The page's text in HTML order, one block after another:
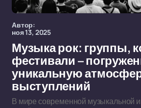
Автор:
ноя 13, 2025
Музыка рок: группы,
фестивали –
уникальную
выступлений
В мире современной музыкальной